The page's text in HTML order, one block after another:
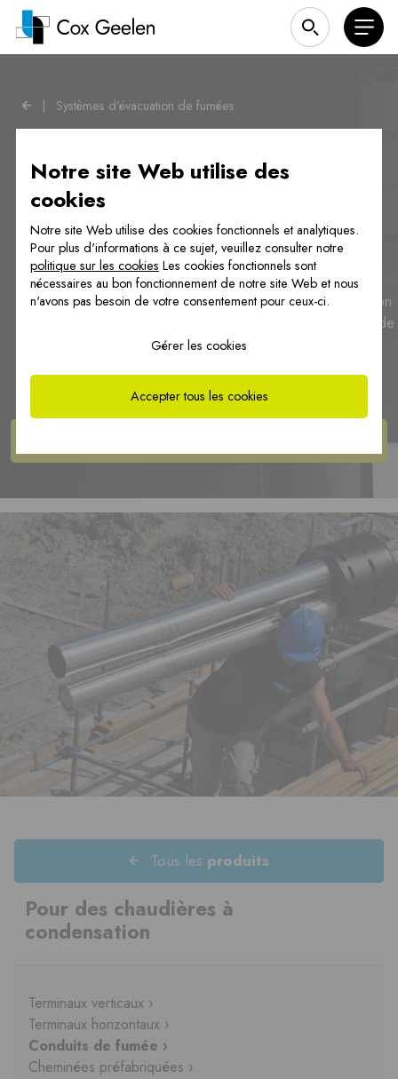
Systèmes d'évacuation de fumées
Nos solutions pour l'évacuation de
gaz de fumée
Cox Geelen développe et produit des systèmes d'évacuation
des gaz de combustion pour les projets de construction et de
rénovation. Tant pour les maisons individuelles que pour les
Tous les produits
Pour des chaudières à
condensation
Terminaux verticaux ›
Terminaux horizontaux ›
Conduits de fumée ›
Cheminées préfabriquées ›
Notre site Web utilise des
cookies
Notre site Web utilise des cookies fonctionnels et analytiques.
Pour plus d'informations à ce sujet, veuillez consulter notre
politique sur les cookies Les cookies fonctionnels sont
nécessaires au bon fonctionnement de notre site Web et nous
n'avons pas besoin de votre consentement pour ceux-ci.
Gérer les cookies
Accepter tous les cookies